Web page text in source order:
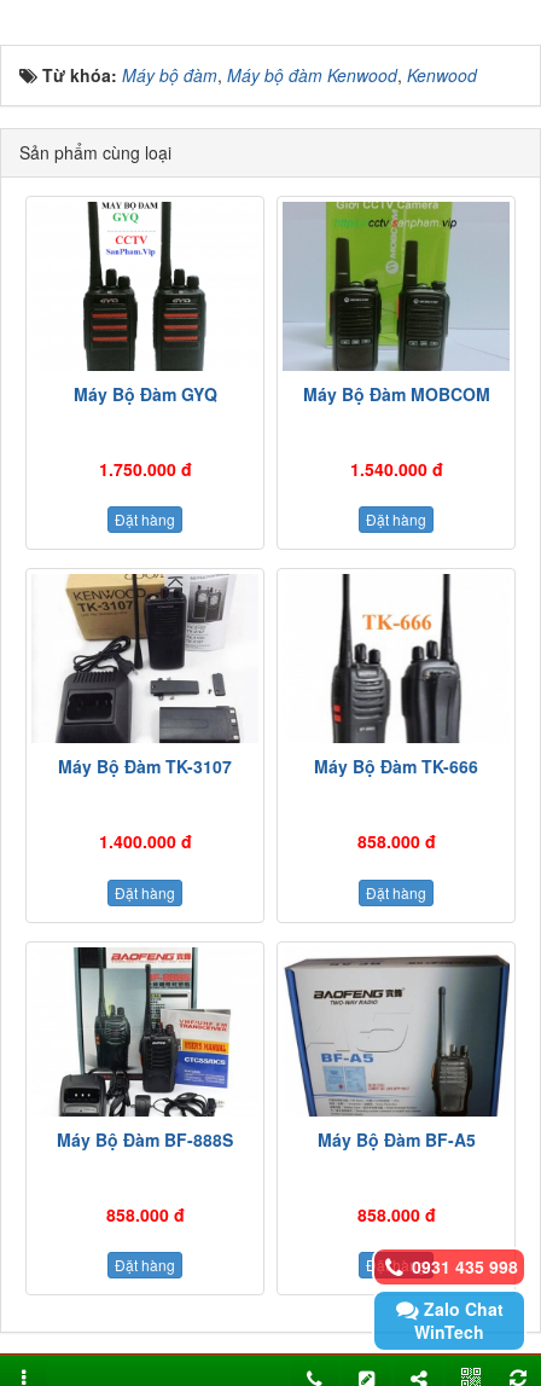
Từ khóa: Máy bộ đàm, Máy bộ đàm Kenwood, Kenwood
Sản phẩm cùng loại
Máy Bộ Đàm GYQ
1.750.000 đ
Đặt hàng
Máy Bộ Đàm MOBCOM
1.540.000 đ
Đặt hàng
Máy Bộ Đàm TK-3107
1.400.000 đ
Đặt hàng
Máy Bộ Đàm TK-666
858.000 đ
Đặt hàng
Máy Bộ Đàm BF-888S
858.000 đ
Đặt hàng
Máy Bộ Đàm BF-A5
858.000 đ
Đặt hàng0931 435 998
Zalo Chat
WinTech